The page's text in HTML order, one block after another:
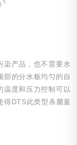
染产品，也不需要水
部的分水板均匀的自
温度和压力控制可以
得DTS此类型杀菌釜